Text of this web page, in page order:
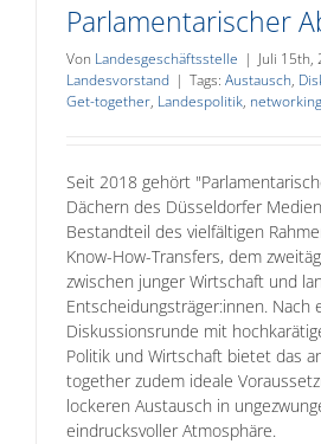
Parlamentarischer
Von Landesgeschäftsstelle | Juli 15th,
Landesvorstand | Tags: Austausch,
Get-together, Landespolitik, networking
Seit 2018 gehört
Dächern des Düsseldorfer
Bestandteil des vielfältigen
Know-How-Transfers, dem
zwischen junger Wirtschaft und
Entscheidungsträger:innen. Nach
Diskussionsrunde mit
Politik und Wirtschaft bietet das
together zudem ideale
lockeren Austausch in
eindrucksvoller Atmosphäre.